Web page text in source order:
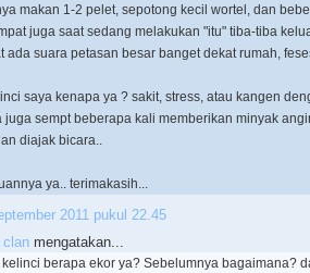
makan 1-2 pelet, sepotong kecil wortel, dan
juga saat sedang melakukan "itu" tiba-tiba
ada suara petasan besar banget dekat rumah,
saya kenapa ya ? sakit, stress, atau kangen
juga sempt beberapa kali memberikan minyak
diajak bicara..
ya.. terimakasih...
2011 pukul 22.45
clan mengatakan...
berapa ekor ya? Sebelumnya bagaimana?